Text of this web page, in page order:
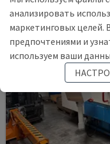
анализировать
маркетинговых целей.
предпочтениями и
используем ваши